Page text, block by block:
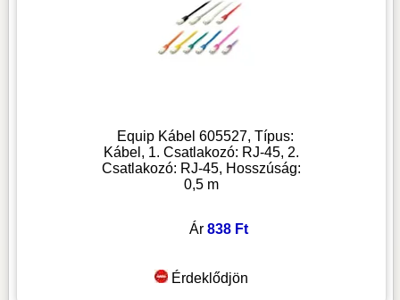
Equip Kábel 605527, Típus:
Kábel, 1. Csatlakozó: RJ-45, 2.
Csatlakozó: RJ-45, Hosszúság:
0,5 m
Ár838 Ft
Érdeklődjön